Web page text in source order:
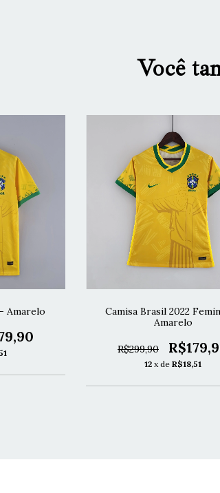
Você
Amarelo
Camisa Brasil 2022
Amarelo
R$299,90
12 x de R$18,51